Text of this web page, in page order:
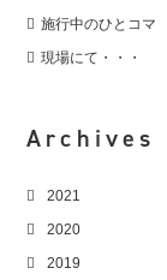
施行中のひとコマ
現場にて・・・
Archives
2021
2020
2019